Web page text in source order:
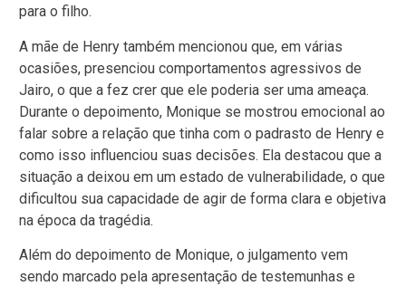
para o filho.
A mãe de Henry também mencionou que, em várias
ocasiões, presenciou comportamentos agressivos de
Jairo, o que a fez crer que ele poderia ser uma ameaça.
Durante o depoimento, Monique se mostrou emocional ao
falar sobre a relação que tinha com o padrasto de Henry e
como isso influenciou suas decisões. Ela destacou que a
situação a deixou em um estado de vulnerabilidade, o que
dificultou sua capacidade de agir de forma clara e objetiva
na época da tragédia.
Além do depoimento de Monique, o julgamento vem
sendo marcado pela apresentação de testemunhas e